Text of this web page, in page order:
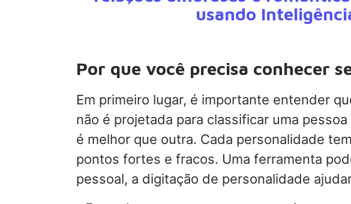
usando
Por que você precisa conhecer
Em primeiro lugar, é importante entender
não é projetada para classificar uma
é melhor que outra. Cada personalidade
pontos fortes e fracos. Uma ferramenta
pessoal, a digitação de personalidade